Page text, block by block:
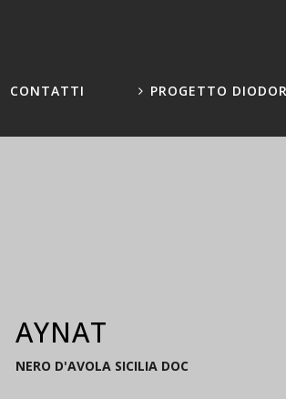
CONTATTI PROGETTO
AYNAT
NERO D'AVOLA SICILIA DOC